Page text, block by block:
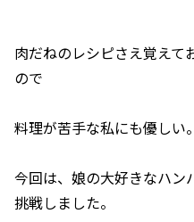
肉だねのレシピさえ覚えて
ので
料理が苦手な私にも優しい。
今回は、娘の大好きなハン
挑戦しました。